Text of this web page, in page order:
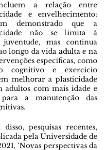
a relação entre
e envelhecimento:
demonstrado que a
não se limita à
mas continua
longo da vida adulta e na
específicas, como
cognitivo e exercício
melhorar a plasticidade
adultos com mais idade e
a manutenção das
pela Universidade de
‘Novas perspectivas da